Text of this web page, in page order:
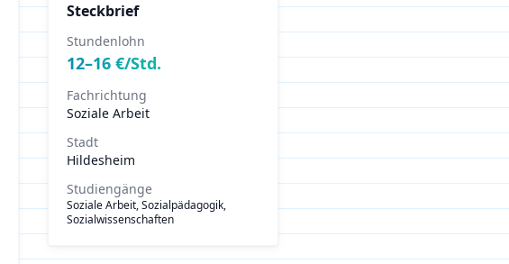
Steckbrief
Stundenlohn
12–16 €/Std.
Fachrichtung
Soziale Arbeit
Stadt
Hildesheim
Studiengänge
Soziale Arbeit, Sozialpädagogik,
Sozialwissenschaften